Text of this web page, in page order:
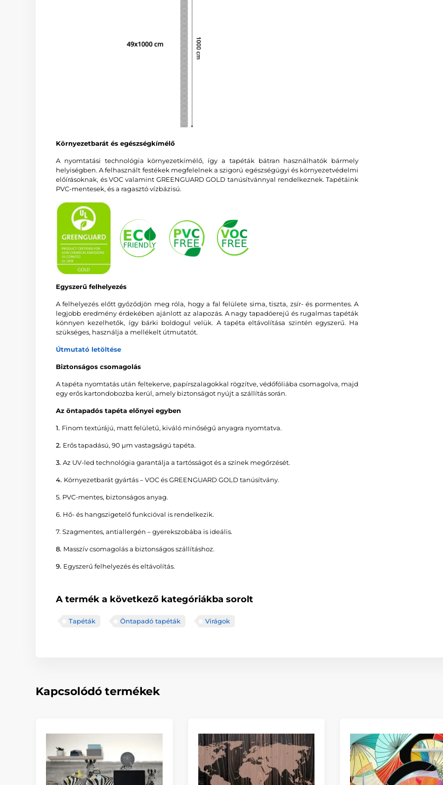
Környezetbarát és egészségkímélő
A nyomtatási technológia környezetkímélő, így a tapéták bátran használhatók bármely
helyiségben. A felhasznált festékek megfelelnek a szigorú egészségügyi és környezetvédelmi
előírásoknak, és VOC valamint GREENGUARD GOLD tanúsítvánnyal rendelkeznek. Tapétáink
PVC-mentesek, és a ragasztó vízbázisú.
Egyszerű felhelyezés
A felhelyezés előtt győződjön meg róla, hogy a fal felülete sima, tiszta, zsír- és pormentes. A
legjobb eredmény érdekében ajánlott az alapozás. A nagy tapadóerejű és rugalmas tapéták
könnyen kezelhetők, így bárki boldogul velük. A tapéta eltávolítása szintén egyszerű. Ha
szükséges, használja a mellékelt útmutatót.
Útmutató letöltése
Biztonságos csomagolás
A tapéta nyomtatás után feltekerve, papírszalagokkal rögzítve, védőfóliába csomagolva, majd
egy erős kartondobozba kerül, amely biztonságot nyújt a szállítás során.
Az öntapadós tapéta előnyei egyben
1. Finom textúrájú, matt felületű, kiváló minőségű anyagra nyomtatva.
2. Erős tapadású, 90 µm vastagságú tapéta.
3. Az UV-led technológia garantálja a tartósságot és a színek megőrzését.
4. Környezetbarát gyártás – VOC és GREENGUARD GOLD tanúsítvány.
5. PVC-mentes, biztonságos anyag.
6. Hő- és hangszigetelő funkcióval is rendelkezik.
7. Szagmentes, antiallergén – gyerekszobába is ideális.
8. Masszív csomagolás a biztonságos szállításhoz.
9. Egyszerű felhelyezés és eltávolítás.
A termék a következő kategóriákba sorolt
Tapéták Öntapadó tapéták Virágok
Kapcsolódó termékek